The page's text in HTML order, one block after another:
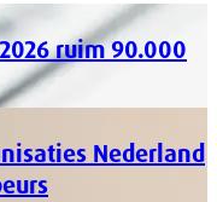
ruim 90.000
Nederland